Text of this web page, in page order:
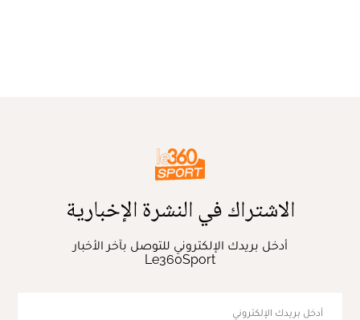
الاشتراك في النشرة الإخبارية
أدخل بريدك الإلكتروني للتوصل بآخر الأخبار
Le360Sport